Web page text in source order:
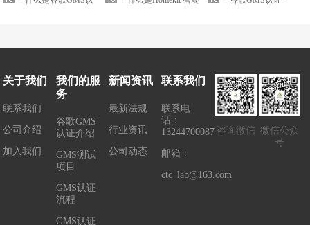
关于我们
联系我们
公司介绍
加入我们
我们的服
务
谷歌GMS
认证介绍
GMS测试
项目
GMS认证
流程
GMS认证
新闻资讯
最新法规
行业资讯
公司动态
联系我们
联系电
话：
13244700087
邮箱：
ctc_lab@163.com
咨询微信 微信公众
号